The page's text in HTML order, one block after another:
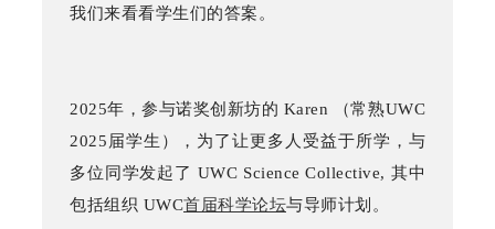
我们来看看学生们的答案。
2025年，参与诺奖创新坊的 Karen （常熟UWC
2025 届学生），为了让更多人受益于所学，与
多位同学发起了 UWC Science Collective, 其中
包括组织 UWC首届科学论坛与导师计划。